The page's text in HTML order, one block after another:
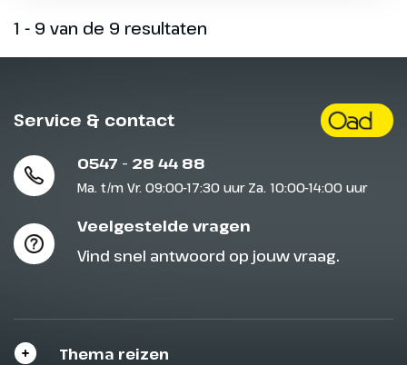
1 - 9 van de 9 resultaten
Service & contact
0547 - 28 44 88
Ma. t/m Vr. 09:00-17:30 uur Za. 10:00-14:00 uur
Veelgestelde vragen
Vind snel antwoord op jouw vraag.
Thema reizen